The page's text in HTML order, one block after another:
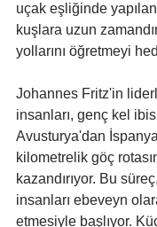
uçak eşliğinde
kuşlara uzun
yollarını öğretmeyi
Johannes Fritz'in
insanları, genç kel
Avusturya'dan
kilometrelik göç
kazandırıyor. Bu
insanları ebeveyn
etmesiyle başlıyor.